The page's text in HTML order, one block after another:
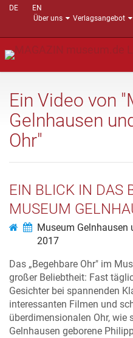
DE
EN
Über uns
Verlagsangebot
Ein Video von
Gelnhausen
Ohr"
EIN BLICK IN DAS
MUSEUM
Museum Gelnhausen
2017
Das „Begehbare Ohr" im
großer Beliebtheit: Fast
Gesichter bei spannenden
interessanten Filmen und
überdimensionalen Ohr, wie
Gelnhausen geborene